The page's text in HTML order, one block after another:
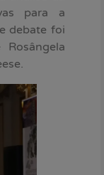
para a
debate foi